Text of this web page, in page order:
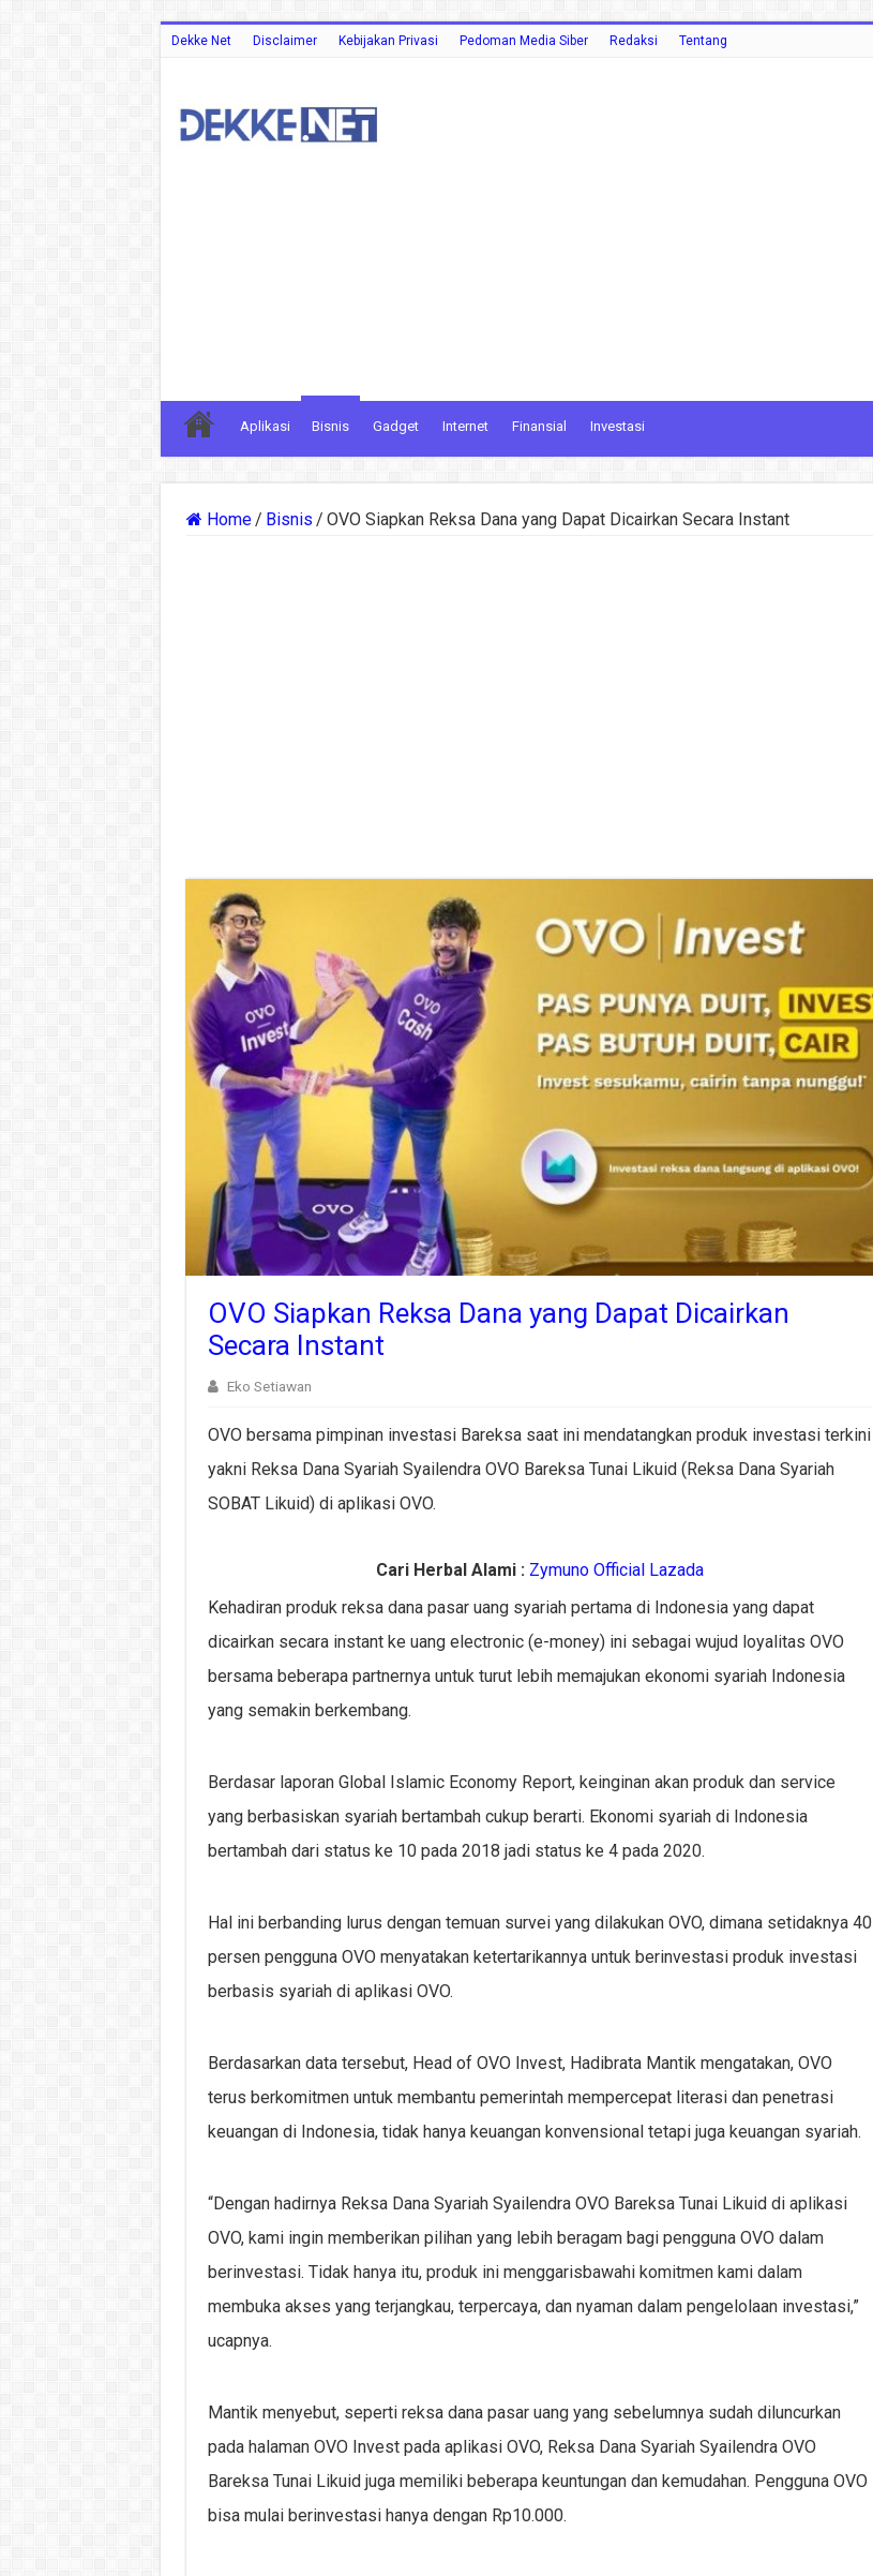
Dekke Net Disclaimer Kebijakan Privasi Pedoman Media Siber Redaksi Tentang
Aplikasi Bisnis Gadget Internet Finansial Investasi
Home/ Bisnis / OVO Siapkan Reksa Dana yang Dapat Dicairkan Secara Instant
OVO Siapkan Reksa Dana yang Dapat Dicairkan
Secara Instant
Eko Setiawan
OVO bersama pimpinan investasi Bareksa saat ini mendatangkan produk investasi terkini
yakni Reksa Dana Syariah Syailendra OVO Bareksa Tunai Likuid (Reksa Dana Syariah
SOBAT Likuid) di aplikasi OVO.
Cari Herbal Alami : Zymuno Official Lazada
Kehadiran produk reksa dana pasar uang syariah pertama di Indonesia yang dapat
dicairkan secara instant ke uang electronic (e-money) ini sebagai wujud loyalitas OVO
bersama beberapa partnernya untuk turut lebih memajukan ekonomi syariah Indonesia
yang semakin berkembang.
Berdasar laporan Global Islamic Economy Report, keinginan akan produk dan service
yang berbasiskan syariah bertambah cukup berarti. Ekonomi syariah di Indonesia
bertambah dari status ke 10 pada 2018 jadi status ke 4 pada 2020.
Hal ini berbanding lurus dengan temuan survei yang dilakukan OVO, dimana setidaknya 40
persen pengguna OVO menyatakan ketertarikannya untuk berinvestasi produk investasi
berbasis syariah di aplikasi OVO.
Berdasarkan data tersebut, Head of OVO Invest, Hadibrata Mantik mengatakan, OVO
terus berkomitmen untuk membantu pemerintah mempercepat literasi dan penetrasi
keuangan di Indonesia, tidak hanya keuangan konvensional tetapi juga keuangan syariah.
“Dengan hadirnya Reksa Dana Syariah Syailendra OVO Bareksa Tunai Likuid di aplikasi
OVO, kami ingin memberikan pilihan yang lebih beragam bagi pengguna OVO dalam
berinvestasi. Tidak hanya itu, produk ini menggarisbawahi komitmen kami dalam
membuka akses yang terjangkau, terpercaya, dan nyaman dalam pengelolaan investasi,”
ucapnya.
Mantik menyebut, seperti reksa dana pasar uang yang sebelumnya sudah diluncurkan
pada halaman OVO Invest pada aplikasi OVO, Reksa Dana Syariah Syailendra OVO
Bareksa Tunai Likuid juga memiliki beberapa keuntungan dan kemudahan. Pengguna OVO
bisa mulai berinvestasi hanya dengan Rp10.000.